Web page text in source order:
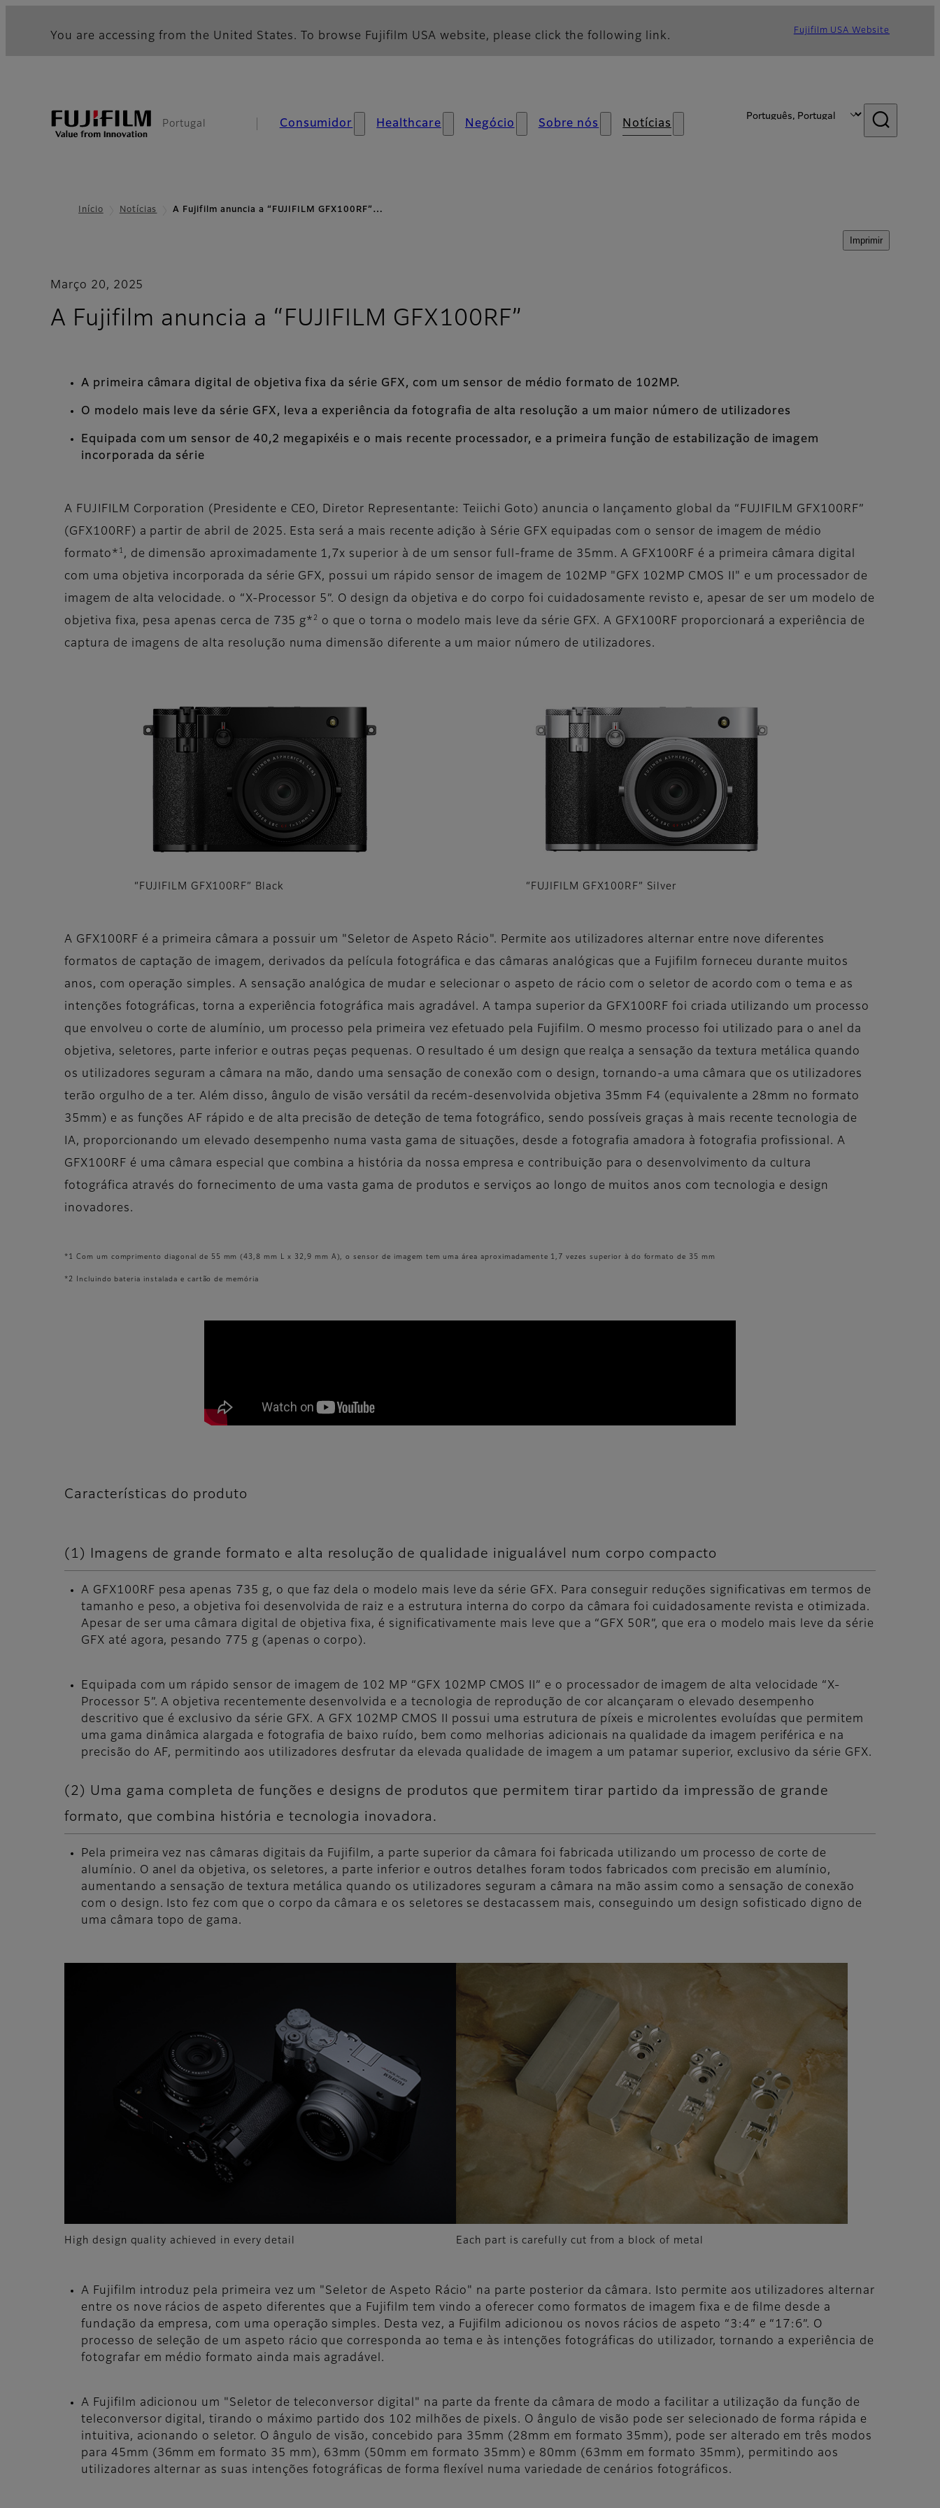
You are accessing from the United States. To browse Fujifilm USA website, please click the following link. Fujifilm USA Website
Portugal Consumidor Healthcare Negócio Sobre nós Notícias
Início Notícias A Fujifilm anuncia a “FUJIFILM GFX100RF”…
Imprimir
Março 20, 2025
A Fujifilm anuncia a “FUJIFILM GFX100RF”
A primeira câmara digital de objetiva fixa da série GFX, com um sensor de médio formato de 102MP.
O modelo mais leve da série GFX, leva a experiência da fotografia de alta resolução a um maior número de utilizadores
Equipada com um sensor de 40,2 megapixéis e o mais recente processador, e a primeira função de estabilização de imagem
incorporada da série
A FUJIFILM Corporation (Presidente e CEO, Diretor Representante: Teiichi Goto) anuncia o lançamento global da “FUJIFILM GFX100RF”
(GFX100RF) a partir de abril de 2025. Esta será a mais recente adição à Série GFX equipadas com o sensor de imagem de médio
formato*
, de dimensão aproximadamente 1,7x superior à de um sensor full-frame de 35mm. A GFX100RF é a primeira câmara digital
com uma objetiva incorporada da série GFX, possui um rápido sensor de imagem de 102MP "GFX 102MP CMOS II" e um processador de
imagem de alta velocidade. o “X-Processor 5”. O design da objetiva e do corpo foi cuidadosamente revisto e, apesar de ser um modelo de
objetiva fixa, pesa apenas cerca de 735 g* 2
o que o torna o modelo mais leve da série GFX. A GFX100RF proporcionará a experiência de
captura de imagens de alta resolução numa dimensão diferente a um maior número de utilizadores.
“FUJIFILM GFX100RF” Black “FUJIFILM GFX100RF” Silver
A GFX100RF é a primeira câmara a possuir um "Seletor de Aspeto Rácio". Permite aos utilizadores alternar entre nove diferentes
formatos de captação de imagem, derivados da película fotográfica e das câmaras analógicas que a Fujifilm forneceu durante muitos
anos, com operação simples. A sensação analógica de mudar e selecionar o aspeto de rácio com o seletor de acordo com o tema e as
intenções fotográficas, torna a experiência fotográfica mais agradável. A tampa superior da GFX100RF foi criada utilizando um processo
que envolveu o corte de alumínio, um processo pela primeira vez efetuado pela Fujifilm. O mesmo processo foi utilizado para o anel da
objetiva, seletores, parte inferior e outras peças pequenas. O resultado é um design que realça a sensação da textura metálica quando
os utilizadores seguram a câmara na mão, dando uma sensação de conexão com o design, tornando-a uma câmara que os utilizadores
terão orgulho de a ter. Além disso, ângulo de visão versátil da recém-desenvolvida objetiva 35mm F4 (equivalente a 28mm no formato
35mm) e as funções AF rápido e de alta precisão de deteção de tema fotográfico, sendo possíveis graças à mais recente tecnologia de
IA, proporcionando um elevado desempenho numa vasta gama de situações, desde a fotografia amadora à fotografia profissional. A
GFX100RF é uma câmara especial que combina a história da nossa empresa e contribuição para o desenvolvimento da cultura
fotográfica através do fornecimento de uma vasta gama de produtos e serviços ao longo de muitos anos com tecnologia e design
inovadores.
*1 Com um comprimento diagonal de 55 mm (43,8 mm L x 32,9 mm A), o sensor de imagem tem uma área aproximadamente 1,7 vezes superior à do formato de 35 mm
*2 Incluindo bateria instalada e cartão de memória
Características do produto
(1) Imagens de grande formato e alta resolução de qualidade inigualável num corpo compacto
A GFX100RF pesa apenas 735 g, o que faz dela o modelo mais leve da série GFX. Para conseguir reduções significativas em termos de
tamanho e peso, a objetiva foi desenvolvida de raiz e a estrutura interna do corpo da câmara foi cuidadosamente revista e otimizada.
Apesar de ser uma câmara digital de objetiva fixa, é significativamente mais leve que a “GFX 50R”, que era o modelo mais leve da série
GFX até agora, pesando 775 g (apenas o corpo).
Equipada com um rápido sensor de imagem de 102 MP “GFX 102MP CMOS II” e o processador de imagem de alta velocidade “X-
Processor 5”. A objetiva recentemente desenvolvida e a tecnologia de reprodução de cor alcançaram o elevado desempenho
descritivo que é exclusivo da série GFX. A GFX 102MP CMOS II possui uma estrutura de píxeis e microlentes evoluídas que permitem
uma gama dinâmica alargada e fotografia de baixo ruído, bem como melhorias adicionais na qualidade da imagem periférica e na
precisão do AF, permitindo aos utilizadores desfrutar da elevada qualidade de imagem a um patamar superior, exclusivo da série GFX.
(2) Uma gama completa de funções e designs de produtos que permitem tirar partido da impressão de grande
formato, que combina história e tecnologia inovadora.
Pela primeira vez nas câmaras digitais da Fujifilm, a parte superior da câmara foi fabricada utilizando um processo de corte de
alumínio. O anel da objetiva, os seletores, a parte inferior e outros detalhes foram todos fabricados com precisão em alumínio,
aumentando a sensação de textura metálica quando os utilizadores seguram a câmara na mão assim como a sensação de conexão
com o design. Isto fez com que o corpo da câmara e os seletores se destacassem mais, conseguindo um design sofisticado digno de
uma câmara topo de gama.
High design quality achieved in every detail Each part is carefully cut from a block of metal
A Fujifilm introduz pela primeira vez um "Seletor de Aspeto Rácio" na parte posterior da câmara. Isto permite aos utilizadores alternar
entre os nove rácios de aspeto diferentes que a Fujifilm tem vindo a oferecer como formatos de imagem fixa e de filme desde a
fundação da empresa, com uma operação simples. Desta vez, a Fujifilm adicionou os novos rácios de aspeto “3:4” e “17:6”. O
processo de seleção de um aspeto rácio que corresponda ao tema e às intenções fotográficas do utilizador, tornando a experiência de
fotografar em médio formato ainda mais agradável.
A Fujifilm adicionou um "Seletor de teleconversor digital" na parte da frente da câmara de modo a facilitar a utilização da função de
teleconversor digital, tirando o máximo partido dos 102 milhões de pixels. O ângulo de visão pode ser selecionado de forma rápida e
intuitiva, acionando o seletor. O ângulo de visão, concebido para 35mm (28mm em formato 35mm), pode ser alterado em três modos
para 45mm (36mm em formato 35 mm), 63mm (50mm em formato 35mm) e 80mm (63mm em formato 35mm), permitindo aos
utilizadores alternar as suas intenções fotográficas de forma flexível numa variedade de cenários fotográficos.